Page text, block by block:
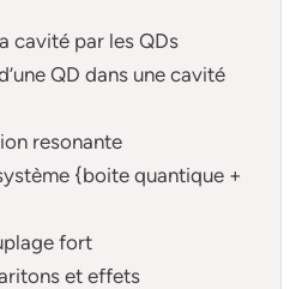
cavité par les QDs
QD dans une cavité
resonante
{boite quantique +
fort
et effets